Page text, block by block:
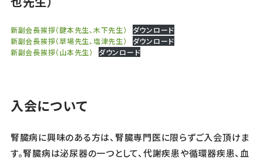
新副会長挨拶（鍵本先生、木下先生）
ダウンロード
新副会長挨拶（草場先生、塩津先生）
ダウンロード
新副会長挨拶（山本先生）
ダウンロード
入会について
腎臓病に興味のある方は、腎臓専門医に限らずご入会頂けま
す。腎臓病は泌尿器の一つとして、代謝疾患や循環器疾患、血